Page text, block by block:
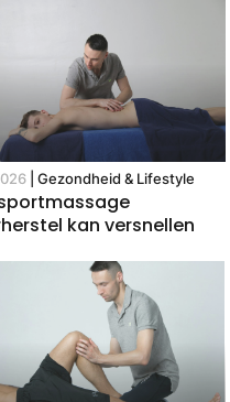
|Gezondheid & Lifestyle
kan versnellen